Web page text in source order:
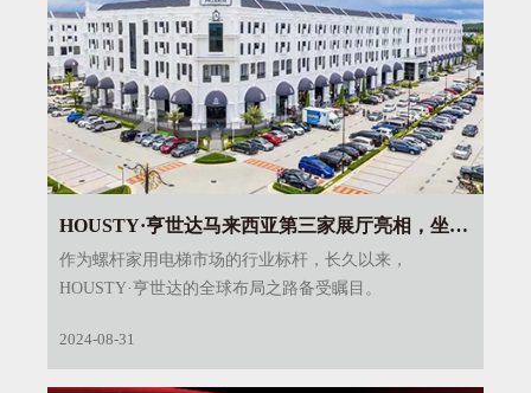
HOUSTY·亨世达马来西亚第三家展厅亮相，坐标
柔佛新山市！
作为螺杆家用电梯市场的行业标杆，长久以来，
HOUSTY·亨世达的全球布局之路备受瞩目。
2024-08-31